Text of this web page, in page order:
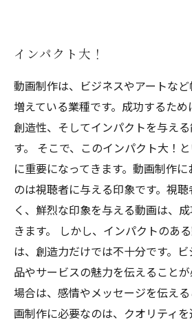
インパクト大！
動画制作は、ビジネスやアートな
増えている業種です。成功するた
創造性、そしてインパクトを与え
す。 そこで、このインパクト大！
に重要になってきます。動画制作
のは視聴者に与える印象です。視
く、鮮烈な印象を与える動画は、
きます。 しかし、インパクトのあ
は、創造力だけでは不十分です。
品やサービスの魅力を伝えること
場合は、感情やメッセージを伝え
画制作に必要なのは、クオリティ